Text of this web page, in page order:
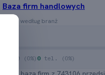
Baza firm handlowych
Firmy według branż
@ (0%) 0 tel. (0%)